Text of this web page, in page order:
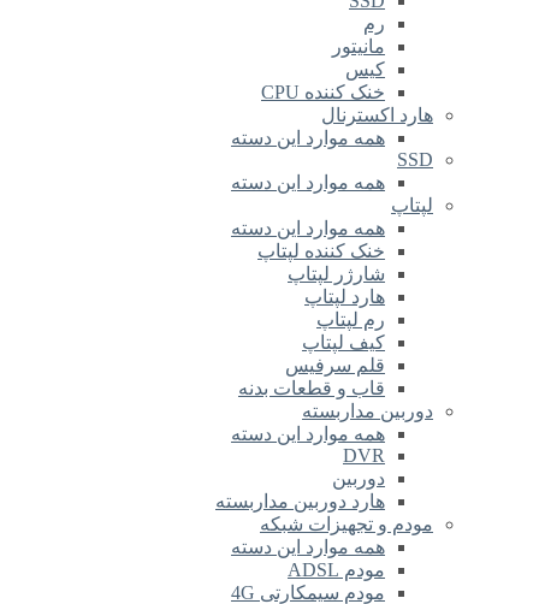
رم
مانیتور
کیس
خنک کننده CPU
هارد اکسترنال
همه موارد این دسته
SSD
همه موارد این دسته
لپتاپ
همه موارد این دسته
خنک کننده لپتاپ
شارژر لپتاپ
هارد لپتاپ
رم لپتاپ
کیف لپتاپ
قلم سرفیس
قاب و قطعات بدنه
دوربین مداربسته
همه موارد این دسته
DVR
دوربین
هارد دوربین مداربسته
مودم و تجهیزات شبکه
همه موارد این دسته
مودم ADSL
مودم سیمکارتی 4G